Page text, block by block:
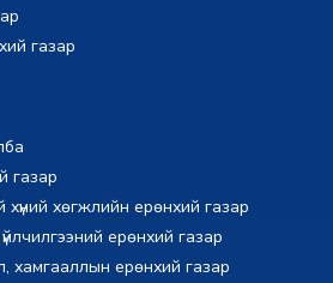
газар
газар
хөгжлийн ерөнхий газар
ерөнхий газар
хамгааллын ерөнхий газар